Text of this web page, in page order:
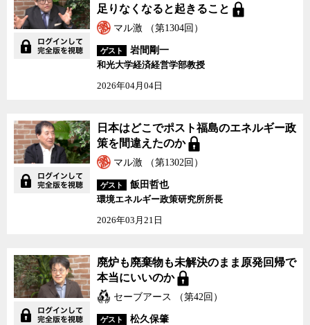
足りなくなると起きること
マル激 （第1304回）
ゲスト
岩間剛一
和光大学経済経営学部教授
2026年04月04日
日本はどこでポスト福島のエネルギー政
策を間違えたのか
マル激 （第1302回）
ゲスト
飯田哲也
環境エネルギー政策研究所所長
2026年03月21日
廃炉も廃棄物も未解決のまま原発回帰で
本当にいいのか
セーブアース （第42回）
ゲスト
松久保肇